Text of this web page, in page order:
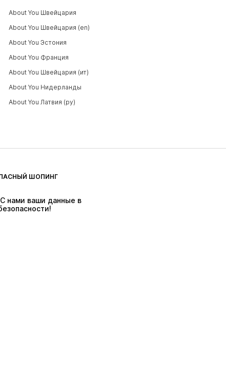
ШОПИНГ
About You Швейцария
About You Швейцария (en)
About You Эстония
About You Франция
About You Швейцария (ит)
About You Нидерланды
About You Латвия (ру)